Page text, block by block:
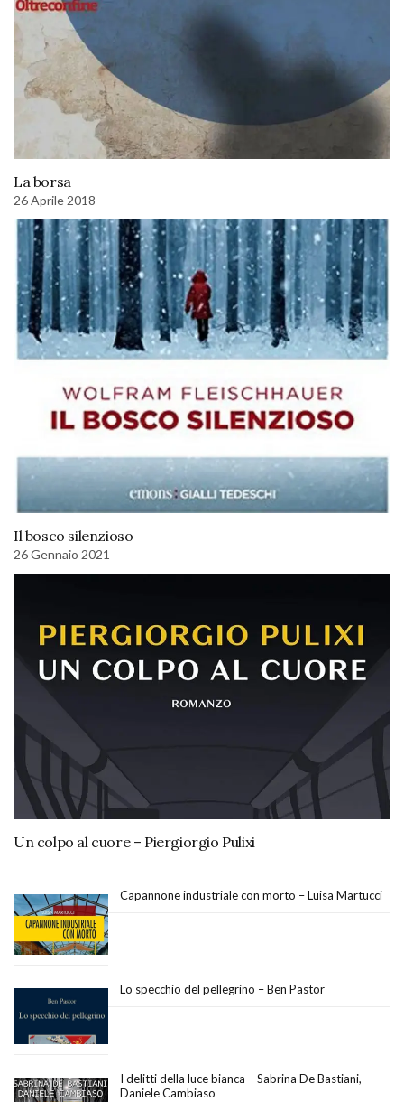
La borsa
26 Aprile 2018
Il bosco silenzioso
26 Gennaio 2021
Un colpo al cuore – Piergiorgio Pulixi
Capannone industriale con morto – Luisa Martucci
Lo specchio del pellegrino – Ben Pastor
I delitti della luce bianca – Sabrina De Bastiani,
Daniele Cambiaso